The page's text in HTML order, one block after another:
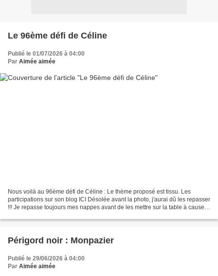
Le 96ème défi de Céline
Publié le 01/07/2026 à 04:00
Par Aimée aimée
Nous voilà au 96ème défi de Céline : Le thème proposé est tissu. Les
participations sur son blog ICI Désolée avant la photo, j'aurai dû les repasser
!!! Je repasse toujours mes nappes avant de les mettre sur la table à cause
Périgord noir : Monpazier
Publié le 29/06/2026 à 04:00
Par Aimée aimée